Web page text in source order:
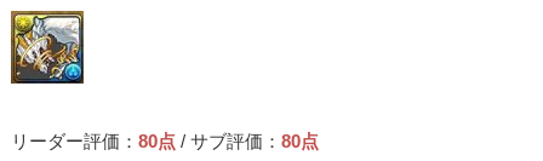
リーダー評価：80点 / サブ評価：80点